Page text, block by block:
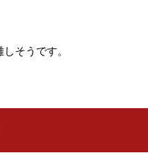
そうです。